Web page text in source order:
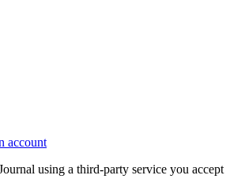
account
using a third-party service you accept